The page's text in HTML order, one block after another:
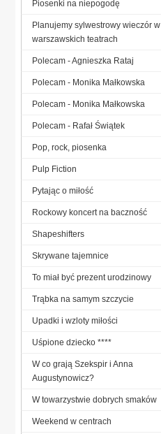
Piosenki na niepogodę
Planujemy sylwestrowy wieczór w
warszawskich teatrach
Polecam - Agnieszka Rataj
Polecam - Monika Małkowska
Polecam - Monika Małkowska
Polecam - Rafał Świątek
Pop, rock, piosenka
Pulp Fiction
Pytając o miłość
Rockowy koncert na baczność
Shapeshifters
Skrywane tajemnice
To miał być prezent urodzinowy
Trąbka na samym szczycie
Upadki i wzloty miłości
Uśpione dziecko ****
W co grają Szekspir i Anna
Augustynowicz?
W towarzystwie dobrych smaków
Weekend w centrach